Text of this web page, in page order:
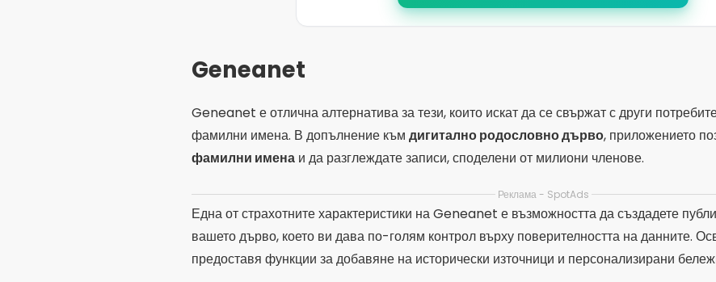
Една от страхотните характеристики на Geneanet е възможността да създадете
предоставя функции за добавяне на исторически източници и персонализирани
Определено си заслужава.изтеглете сега и започнете своето пътешествие през
Дядо
Ако търситеприложение за родословно дървоС фокус върху персонализирането
идеалното решение. Това е проект с отворен код, който ви позволява да създавате
сложност, включително бележки, неконвенционални взаимоотношения и подробни